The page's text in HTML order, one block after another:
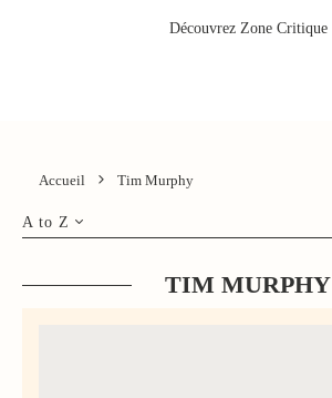
Découvrez Zone Critique
Accueil Tim Murphy
A to Z
TIM MURPHY